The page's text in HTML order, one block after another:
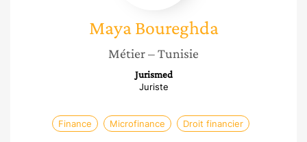
Maya Boureghda
Métier– Tunisie
Jurismed
Juriste
Finance Microfinance Droit financier